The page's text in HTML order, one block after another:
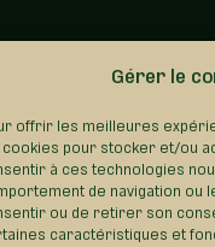
Gérer le
offrir les meilleures
cookies pour stocker et/ou
à ces technologies
de navigation ou
ou de retirer son
caractéristiques et